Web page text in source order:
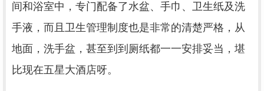
间和浴室中，专门配备了水盆、手巾、卫生纸及洗
手液，而且卫生管理制度也是非常的清楚严格，从
地面，洗手盆，甚至到到厕纸都一一安排妥当，堪
比现在五星大酒店呀。